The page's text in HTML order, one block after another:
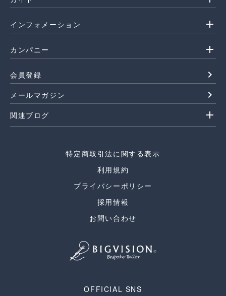
インフォメーション add
カンパニー add
会員登録 navigate_next
メールマガジン navigate_next
関連ブログ add
特定商取引法に関する表示
利用規約
プライバシーポリシー
採用情報
お問い合わせ
OFFICIAL SNS